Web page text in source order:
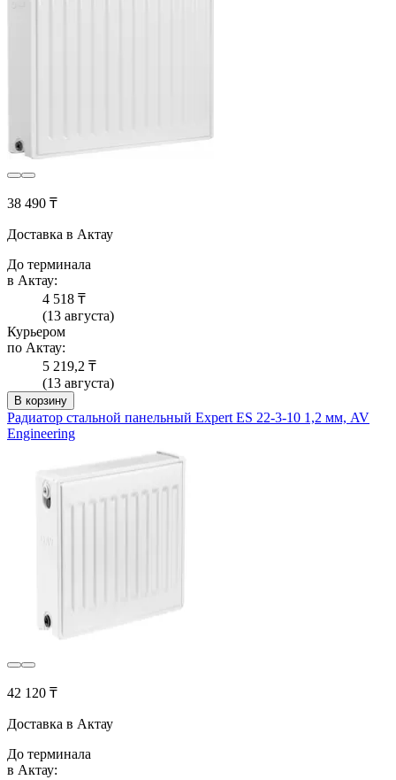
38 490 ₸
Доставка в Актау
До терминала
в Актау:
4 518 ₸
(13 августа)
Курьером
по Актау:
5 219,2 ₸
(13 августа)
В корзину
Радиатор стальной панельный Expert ES 22-3-10 1,2 мм, AV
Engineering
42 120 ₸
Доставка в Актау
До терминала
в Актау: